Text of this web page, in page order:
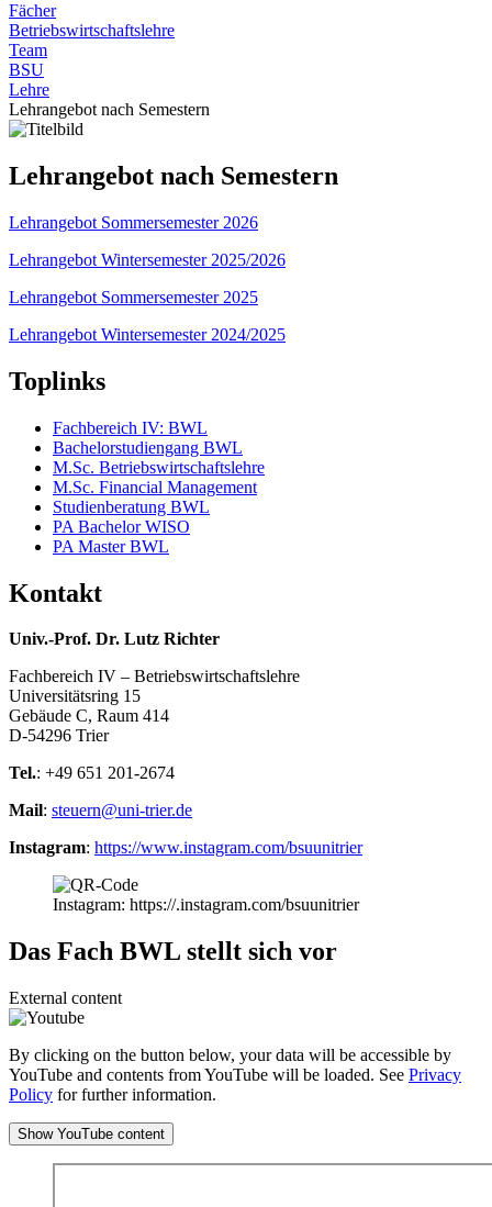
Fächer
Betriebswirtschaftslehre
Team
BSU
Lehre
Lehrangebot nach Semestern
Lehrangebot nach Semestern
Lehrangebot Sommersemester 2026
Lehrangebot Wintersemester 2025/2026
Lehrangebot Sommersemester 2025
Lehrangebot Wintersemester 2024/2025
Toplinks
Fachbereich IV: BWL
Bachelorstudiengang BWL
M.Sc. Betriebswirtschaftslehre
M.Sc. Financial Management
Studienberatung BWL
PA Bachelor WISO
PA Master BWL
Kontakt
Univ.-Prof. Dr. Lutz Richter
Fachbereich IV – Betriebswirtschaftslehre
Universitätsring 15
Gebäude C, Raum 414
D-54296 Trier
Tel.: +49 651 201-2674
Mail: steuern@uni-trier.de
Instagram: https://www.instagram.com/bsuunitrier
Instagram: https://.instagram.com/bsuunitrier
Das Fach BWL stellt sich vor
External content
By clicking on the button below, your data will be accessible by
YouTube and contents from YouTube will be loaded. See Privacy
Policy for further information.
Show YouTube content